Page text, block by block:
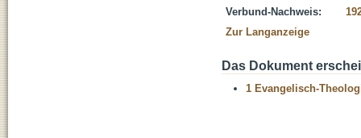
Verbund-Nachweis:
Zur Langanzeige
Das Dokument
1 Evangelisch-